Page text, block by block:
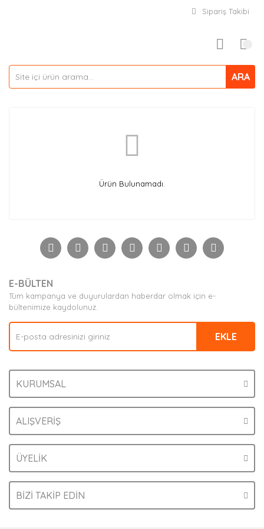
Sipariş Takibi
ARA
Ürün Bulunamadı.
E-BÜLTEN
Tüm kampanya ve duyurulardan haberdar olmak için e-
bültenimize kaydolunuz.
EKLE
KURUMSAL
ALIŞVERİŞ
ÜYELİK
BİZİ TAKİP EDİN